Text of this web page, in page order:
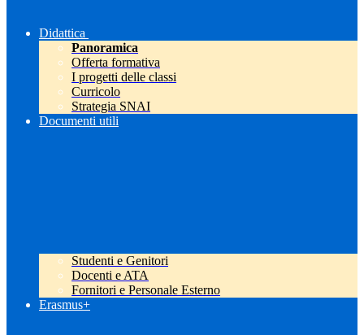
Didattica
Panoramica
Offerta formativa
I progetti delle classi
Curricolo
Strategia SNAI
Documenti utili
Studenti e Genitori
Docenti e ATA
Fornitori e Personale Esterno
Erasmus+